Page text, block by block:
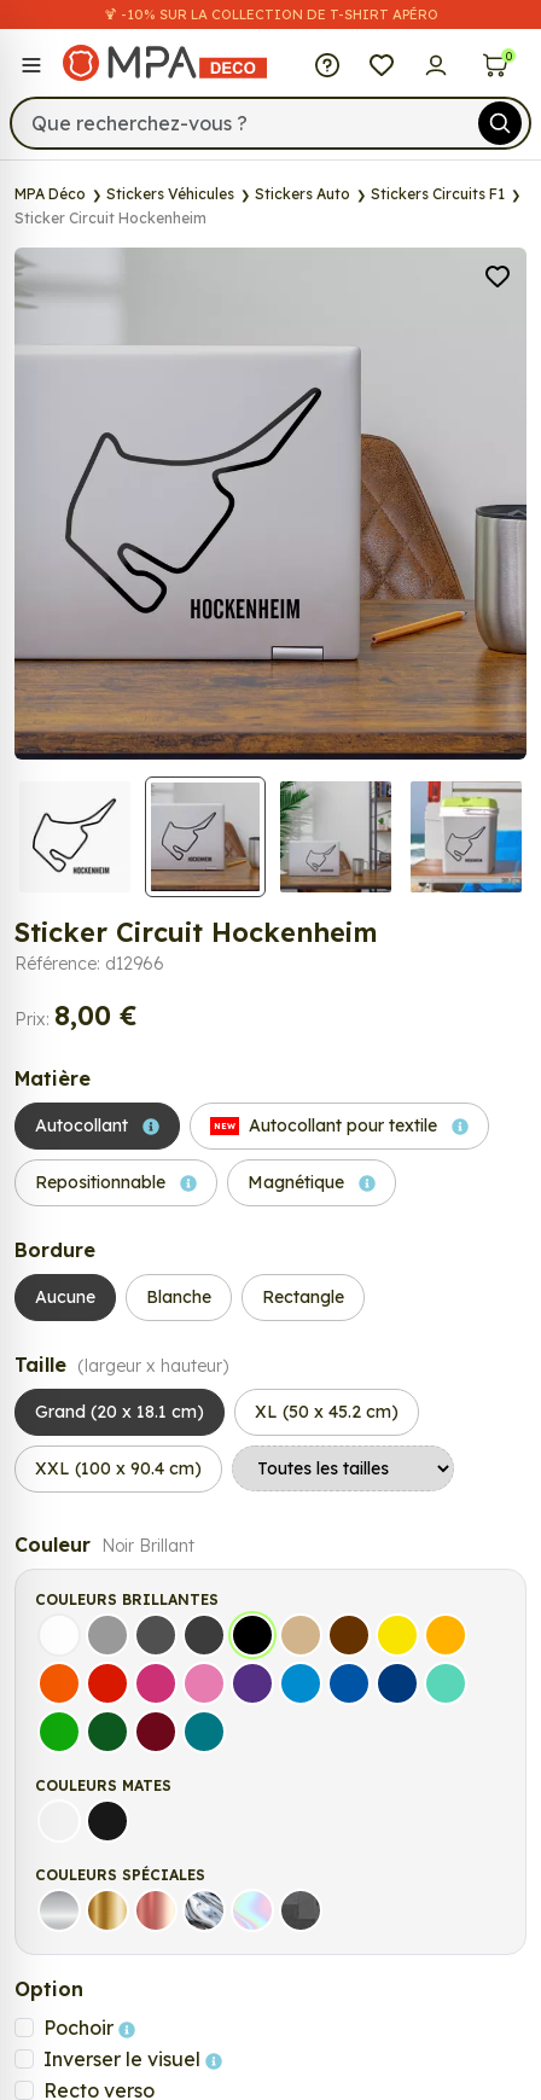
🍹 -10% SUR LA COLLECTION DE T-SHIRT APÉRO
MPA Déco 0
MPA Déco Stickers Véhicules Stickers Auto
Stickers Circuits F1
Sticker Circuit Hockenheim
Sticker Circuit Hockenheim
Référence: d12966
Prix: 8,00 €
Matière
Autocollant NEW Autocollant pour textile
Repositionnable Magnétique
Bordure
Aucune Blanche Rectangle
Taille (largeur x hauteur)
Grand (20 x 18.1 cm) XL (50 x 45.2 cm)
XXL (100 x 90.4 cm)
Couleur Noir Brillant
COULEURS BRILLANTES
Blanc Gris Gris FoncéGris Anthracite
Noir Beige Marron Jaune ClairJaune
OrangeRouge FuschiaRose Violet Bleu clairBleu MoyenBleu FoncéBleu Vert
Vert clairVert FoncéBordeauxTurquoise
COULEURS MATES
Blanc matNoir Mat
COULEURS SPÉCIALES
Argent Or Rose Gold
ChromeHolographique
Carbone Noir
Option
Pochoir
Inverser le visuel
Recto verso